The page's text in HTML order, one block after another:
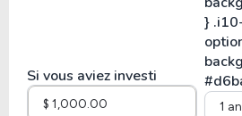
Si vous aviez investi
1